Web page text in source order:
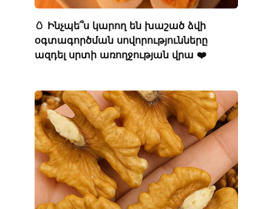
🥚 Ինչպե՞ս կարող են խաշած ձվի
օգտագործման սովորությունները
ազդել սրտի առողջության վրա ❤️